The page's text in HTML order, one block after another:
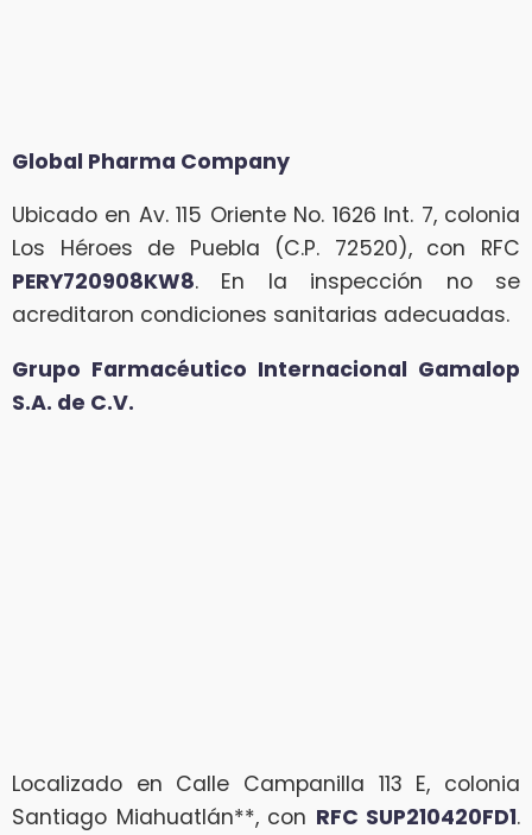
Global Pharma Company
Ubicado en Av. 115 Oriente No. 1626 Int. 7, colonia
Los Héroes de Puebla (C.P. 72520), con RFC
PERY720908KW8. En la inspección no se
acreditaron condiciones sanitarias adecuadas.
Grupo Farmacéutico Internacional Gamalop
S.A. de C.V.
Localizado en Calle Campanilla 113 E, colonia
Santiago Miahuatlán**, con RFC SUP210420FD1.